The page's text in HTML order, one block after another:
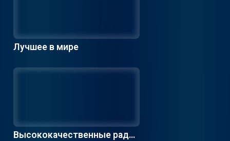
Лучшее в мире
Высококачественные радио